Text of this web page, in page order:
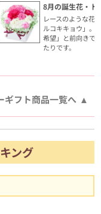
8月の誕生花・ト
レースのような花
ルコキキョウ」。
希望」と前向きで
たりです。
ギフト商品一覧へ
ング